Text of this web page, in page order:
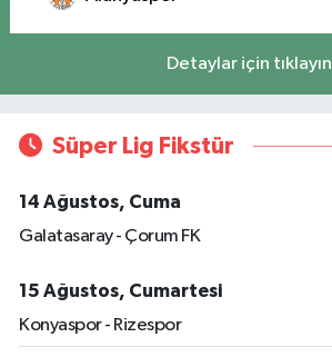
Detaylar için tıklayın
Süper Lig Fikstür
14 Ağustos, Cuma
Galatasaray - Çorum FK
15 Ağustos, Cumartesi
Konyaspor - Rizespor